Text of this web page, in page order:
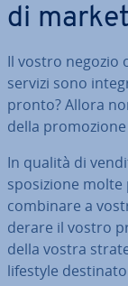
di
Il vostro negozio
servizi sono
pronto? Allora
della
In qualità di
spo­si­zio­ne
combinare a
de­ra­re il vostro
della vostra
lifestyle